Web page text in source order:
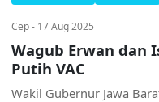
Cep - 17 Aug 2025
Wagub Erwan dan
Putih VAC
Wakil Gubernur Jawa